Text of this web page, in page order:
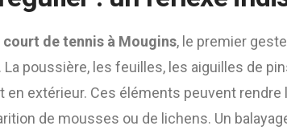
de tennis à Mougins, le premier
poussière, les feuilles, les aiguilles de
en extérieur. Ces éléments peuvent rendre
de mousses ou de lichens. Un